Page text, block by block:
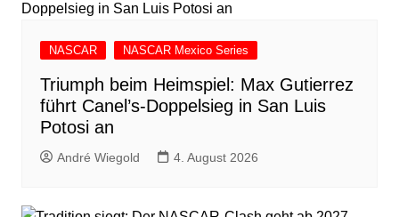
NASCAR NASCAR Mexico Series
Triumph beim Heimspiel: Max Gutierrez
führt Canel’s-Doppelsieg in San Luis
Potosi an
André Wiegold 4. August 2026